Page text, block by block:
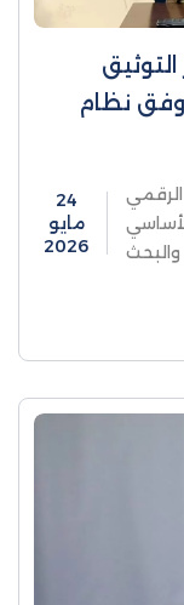
وفق نظام
والبحث
24
مايو
2026